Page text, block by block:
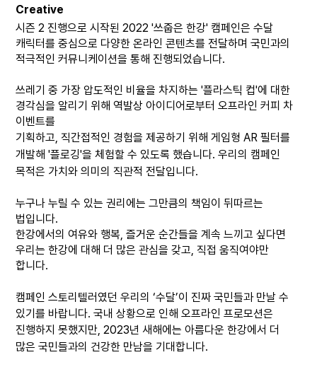
Creative
시즌 2 진행으로 시작된 2022 '쓰줍은 한강' 캠페인은 수달
캐릭터를 중심으로 다양한 온라인 콘텐츠를 전달하며 국민과의
적극적인 커뮤니케이션을 통해 진행되었습니다.
쓰레기 중 가장 압도적인 비율을 차지하는 '플라스틱 컵'에 대한
경각심을 알리기 위해 역발상 아이디어로부터 오프라인 커피 차
이벤트를
기획하고 직간접적인 경험을 제공하기 위해 게임형AR필터를
개발해 '플로깅'을 체험할 수 있도록 했습니다.우리의 캠페인
목적은 가치와 의미의 직관적 전달입니다.
누구나 누릴 수 있는 권리에는 그만큼의 책임이 뒤따르는
법입니다.
한강에서의 여유와 행복 ,즐거운 순간들을 계속 느끼고 싶다면
우리는 한강에 대해 더 많은 관심을 갖고 직접 움직여야만
합니다.
캠페인 스토리텔러였던 우리의‘수달’이 진짜 국민들과 만날 수
있기를 바랍니다.국내 상황으로 인해 오프라인 프로모션은
진행하지 못했지만 ,2023년 새해에는 아름다운 한강에서 더
많은 국민들과의 건강한 만남을 기대합니다.